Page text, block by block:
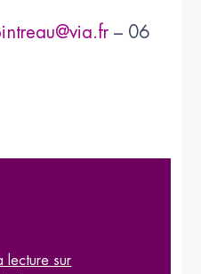
– 06
lecture sur